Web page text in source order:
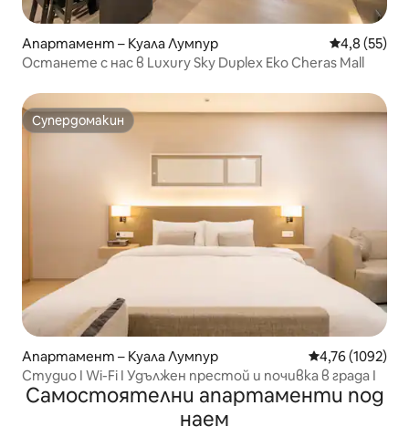
Апартамент – Куала Лумпур Средна
4,8 (55)
Останете с нас в Luxury Sky Duplex Eko Cheras Mall
Супердомакин
Супердомакин
Апартамент – Куала Лумпур Средна
4,76 (1092)
Студио I Wi-Fi I Удължен престой и почивка в града I
Самостоятелни апартаменти под
наем